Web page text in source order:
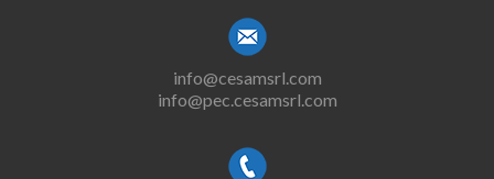
info@cesamsrl.com
info@pec.cesamsrl.com